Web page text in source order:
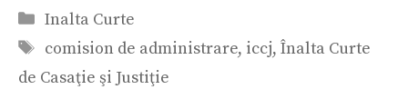
Categorii
Inalta Curte
Etichete
comision de administrare, iccj, Înalta Curte
de Casaţie şi Justiţie